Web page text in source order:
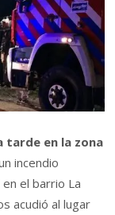
tarde en la zona
incendio
el barrio La
acudió al lugar